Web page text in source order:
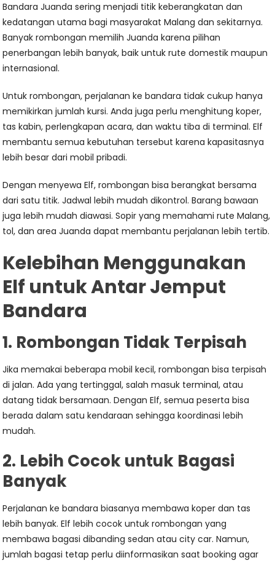
Bandara Juanda sering menjadi titik keberangkatan dan
kedatangan utama bagi masyarakat Malang dan sekitarnya.
Banyak rombongan memilih Juanda karena pilihan
penerbangan lebih banyak, baik untuk rute domestik maupun
internasional.
Untuk rombongan, perjalanan ke bandara tidak cukup hanya
memikirkan jumlah kursi. Anda juga perlu menghitung koper,
tas kabin, perlengkapan acara, dan waktu tiba di terminal. Elf
membantu semua kebutuhan tersebut karena kapasitasnya
lebih besar dari mobil pribadi.
Dengan menyewa Elf, rombongan bisa berangkat bersama
dari satu titik. Jadwal lebih mudah dikontrol. Barang bawaan
juga lebih mudah diawasi. Sopir yang memahami rute Malang,
tol, dan area Juanda dapat membantu perjalanan lebih tertib.
Kelebihan Menggunakan
Elf untuk Antar Jemput
Bandara
1. Rombongan Tidak Terpisah
Jika memakai beberapa mobil kecil, rombongan bisa terpisah
di jalan. Ada yang tertinggal, salah masuk terminal, atau
datang tidak bersamaan. Dengan Elf, semua peserta bisa
berada dalam satu kendaraan sehingga koordinasi lebih
mudah.
2. Lebih Cocok untuk Bagasi
Banyak
Perjalanan ke bandara biasanya membawa koper dan tas
lebih banyak. Elf lebih cocok untuk rombongan yang
membawa bagasi dibanding sedan atau city car. Namun,
jumlah bagasi tetap perlu diinformasikan saat booking agar